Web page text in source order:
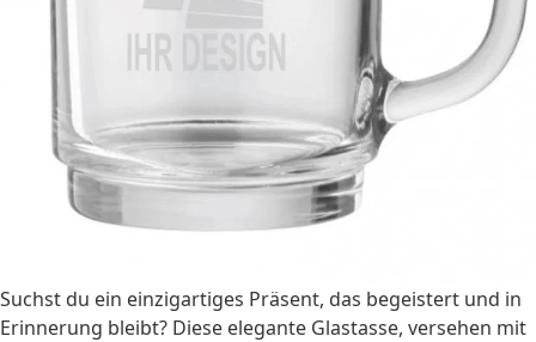
Suchst du ein einzigartiges Präsent, das begeistert und in
Erinnerung bleibt? Diese elegante Glastasse, versehen mit